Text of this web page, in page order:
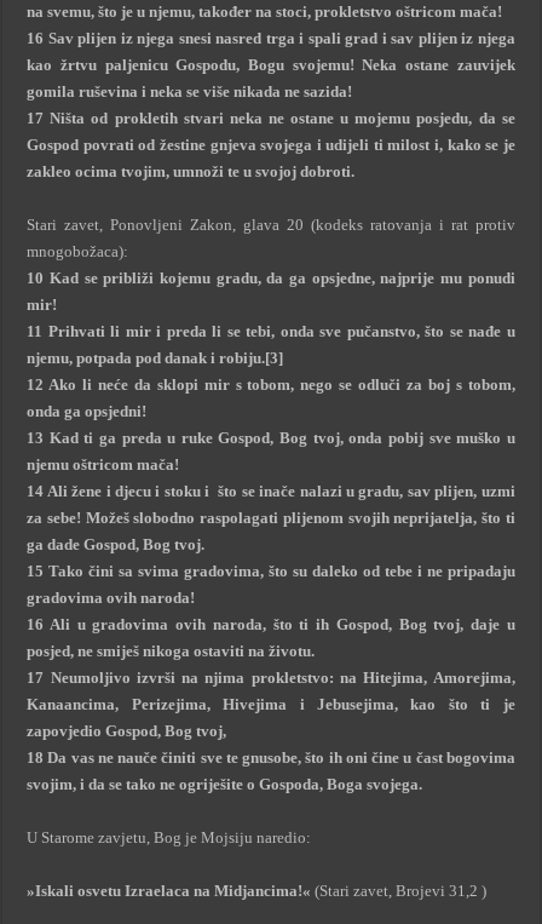
na svemu, što je u njemu, također na stoci, prokletstvo oštricom mača!
16 Sav plijen iz njega snesi nasred trga i spali grad i sav plijen iz njega
kao žrtvu paljenicu Gospodu, Bogu svojemu! Neka ostane zauvijek
gomila ruševina i neka se više nikada ne sazida!
17 Ništa od prokletih stvari neka ne ostane u mojemu posjedu, da se
Gospod povrati od žestine gnjeva svojega i udijeli ti milost i, kako se je
zakleo ocima tvojim, umnoži te u svojoj dobroti.
Stari zavet, Ponovljeni Zakon, glava 20 (kodeks ratovanja i rat protiv
mnogobožaca):
10 Kad se približi kojemu gradu, da ga opsjedne, najprije mu ponudi
mir!
11 Prihvati li mir i preda li se tebi, onda sve pučanstvo, što se nađe u
njemu, potpada pod danak i robiju.[3]
12 Ako li neće da sklopi mir s tobom, nego se odluči za boj s tobom,
onda ga opsjedni!
13 Kad ti ga preda u ruke Gospod, Bog tvoj, onda pobij sve muško u
njemu oštricom mača!
14 Ali žene i djecu i stoku i što se inače nalazi u gradu, sav plijen, uzmi
za sebe! Možeš slobodno raspolagati plijenom svojih neprijatelja, što ti
ga dade Gospod, Bog tvoj.
15 Tako čini sa svima gradovima, što su daleko od tebe i ne pripadaju
gradovima ovih naroda!
16 Ali u gradovima ovih naroda, što ti ih Gospod, Bog tvoj, daje u
posjed, ne smiješ nikoga ostaviti na životu.
17 Neumoljivo izvrši na njima prokletstvo: na Hitejima, Amorejima,
Kanaancima, Perizejima, Hivejima i Jebusejima, kao što ti je
zapovjedio Gospod, Bog tvoj,
18 Da vas ne nauče činiti sve te gnusobe, što ih oni čine u čast bogovima
svojim, i da se tako ne ogriješite o Gospoda, Boga svojega.
U Starome zavjetu, Bog je Mojsiju naredio:
»Iskali osvetu Izraelaca na Midjancima!« (Stari zavet, Brojevi 31,2 )